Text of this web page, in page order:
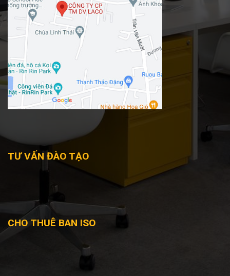
TƯ VẤN ĐÀO TẠO
CHO THUÊ BAN ISO